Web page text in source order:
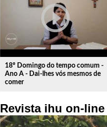
play_circle_outline
18º Domingo do tempo comum -
Ano A - Dai-lhes vós mesmos de
comer
Revista ihu on-line